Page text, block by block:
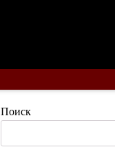
Поиск